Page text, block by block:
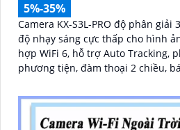
5%-35%
Camera KX-S3L-PRO độ phân giải
độ nhạy sáng cực thấp cho hình ảnh
hợp WiFi 6, hỗ trợ Auto Tracking,
phương tiện, đàm thoại 2 chiều,